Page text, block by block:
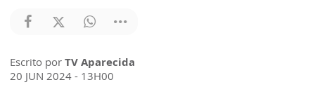
Escrito por TV Aparecida
20 JUN 2024 - 13H00